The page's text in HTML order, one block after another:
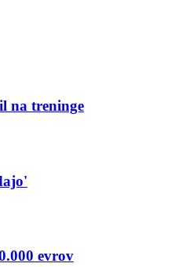
na treninge
evrov